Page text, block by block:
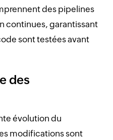
des pipelines
continues, garantissant
sont testées avant
des
évolution du
modifications sont